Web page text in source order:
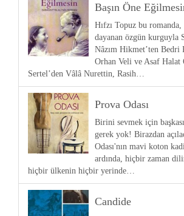
Başın Öne
Hıfzı Topuz bu romanda,
dayanan özgün kurguyla
Nâzım Hikmet’ten Bedri
Orhan Veli ve Asaf Halat
Sertel’den Vâlâ Nurettin, Rasih…
Prova Odası
Birini sevmek için
gerek yok! Birazdan
Odası'nın mavi koton
ardında, hiçbir zaman
hiçbir ülkenin hiçbir yerinde…
Candide